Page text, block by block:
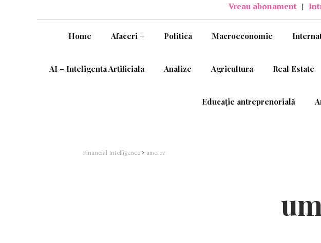
Vreau abonament |
Home Afaceri + Politica Macroeconomie
AI – Inteligenta Artificiala Analize Agricultura Real Estate
Educație antreprenorială
Financial Intelligence > umerov